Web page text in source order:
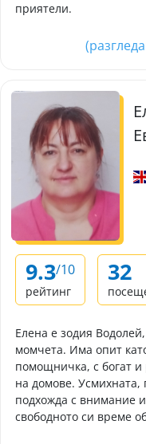
приятели.
9.3/10
рейтинг
32
Елена е зодия
момчета. Има опит
помощничка, с богат
на домове. Усмихната,
подхожда с внимание
свободното си време